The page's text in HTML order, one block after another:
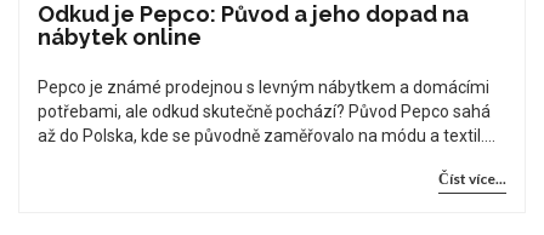
Odkud je Pepco: Původ a jeho dopad na
nábytek online
Pepco je známé prodejnou s levným nábytkem a domácími
potřebami, ale odkud skutečně pochází? Původ Pepco sahá
až do Polska, kde se původně zaměřovalo na módu a textil.
Evropy, včetně České republiky, a rozšířilo svou nabídku oČíst více...